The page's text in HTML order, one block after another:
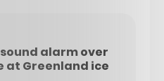
alarm over
Greenland ice